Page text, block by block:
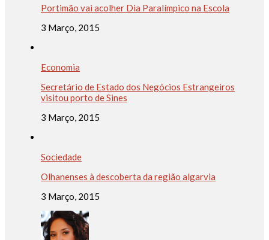
Portimão vai acolher Dia Paralímpico na Escola
3 Março, 2015
Economia
Secretário de Estado dos Negócios Estrangeiros
visitou porto de Sines
3 Março, 2015
Sociedade
Olhanenses à descoberta da região algarvia
3 Março, 2015